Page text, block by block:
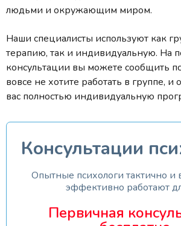
людьми и окружающим миром.
Наши специалисты используют как
терапию, так и индивидуальную. На
консультации вы можете сообщить
вовсе не хотите работать в группе, и
вас полностью индивидуальную
Консультации
Опытные психологи тактично и
эффективно работают
Первичная